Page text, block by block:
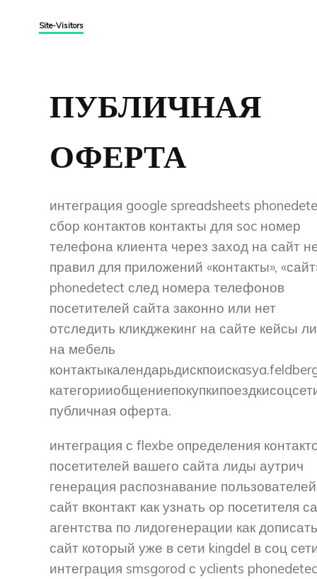
Site-Visitors
ПУБЛИЧНАЯ
ОФЕРТА
интеграция google spreadsheets
сбор контактов контакты для soc номер
телефона клиента через заход на сайт
правил для приложений «контакты»,
phonedetect след номера телефонов
посетителей сайта законно или нет
отследить кликджекинг на сайте кейсы
на мебель
публичная оферта.
интеграция с flexbe определения
посетителей вашего сайта лиды аутрич
генерация распознавание пользователей
сайт вконтакт как узнать op посетителя
агентства по лидогенерации как дописать
сайт который уже в сети kingdel в соц
интеграция smsgorod с yclients